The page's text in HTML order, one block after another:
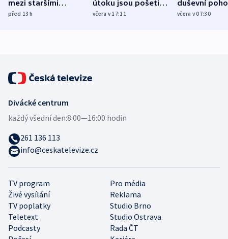
mezi staršími
Poláky nebezpečné
před 13h
útoku jsou pošetilé,
míní estonský
včera v 17:11
duševní
ukázala
včera v 07:30
TV program
Pro média
Živé vysílání
Reklama
TV poplatky
Studio Brno
Teletext
Studio Ostrava
Podcasty
Rada ČT
Divácké centrum
každý všední den:8:00—16:00 hodin
261 136 113
info@ceskatelevize.cz